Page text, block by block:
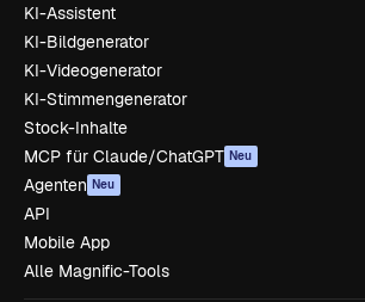
KI-Assistent
KI-Bildgenerator
KI-Videogenerator
KI-Stimmengenerator
Stock-Inhalte
MCP für Claude/ChatGPT Neu
Agenten Neu
API
Mobile App
Alle Magnific-Tools